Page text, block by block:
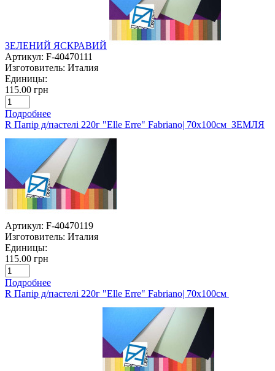
ЗЕЛЕНИЙ ЯСКРАВИЙ
Артикул: F-40470111
Изготовитель: Италия
Единицы:
115.00 грн
Подробнее
R Папір д/пастелі 220г "Elle Erre" Fabriano| 70х100см ЗЕМЛЯ
Артикул: F-40470119
Изготовитель: Италия
Единицы:
115.00 грн
Подробнее
R Папір д/пастелі 220г "Elle Erre" Fabriano| 70х100см